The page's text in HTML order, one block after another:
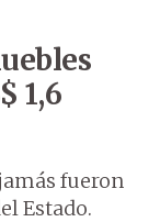
1,6
fueron
Estado.